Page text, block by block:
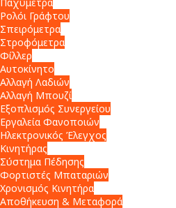
Ρολόι Γράφτου
Σπειρόμετρα
Στροφόμετρα
Φίλλερ
Αυτοκίνητο
Αλλαγή Λαδιών
Αλλαγή Μπουζί
Εξοπλισμός Συνεργείου
Εργαλεία Φανοποιών
Ηλεκτρονικός Έλεγχος
Κινητήρας
Σύστημα Πέδησης
Φορτιστές Μπαταριών
Χρονισμός Κινητήρα
Αποθήκευση & Μεταφορά